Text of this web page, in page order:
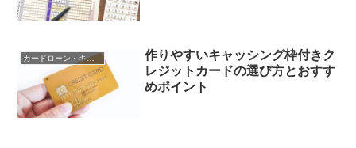
カードローン・キャッシング
作りやすいキャッシング枠付きク
レジットカードの選び方とおすす
めポイント